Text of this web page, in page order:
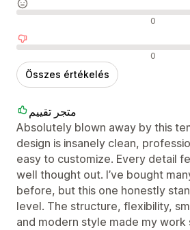
0
0
Összes értékelés
متجر تقييم
Absolutely blown away by this
design is insanely clean,
easy to customize. Every detail
well thought out. I’ve bought
before, but this one honestly
level. The structure, flexibility,
and modern style made my work